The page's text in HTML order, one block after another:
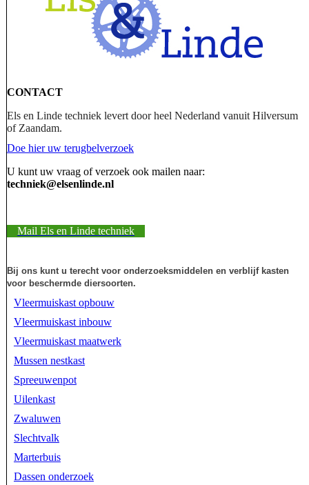
CONTACT
Els en Linde techniek levert door heel Nederland vanuit Hilversum
of Zaandam.
Doe hier uw terugbelverzoek
U kunt uw vraag of verzoek ook mailen naar:
techniek@elsenlinde.nl
Mail Els en Linde techniek
Bij ons kunt u terecht voor onderzoeksmiddelen en verblijf kasten
voor beschermde diersoorten.
Vleermuiskast opbouw
Vleermuiskast inbouw
Vleermuiskast maatwerk
Mussen nestkast
Spreeuwenpot
Uilenkast
Zwaluwen
Slechtvalk
Marterbuis
Dassen onderzoek